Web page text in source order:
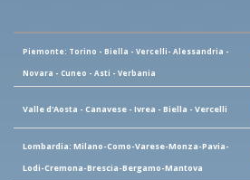
Piemonte: Torino - Biella - Vercelli- Alessandria -
Novara - Cuneo - Asti - Verbania
Valle d'Aosta - Canavese - Ivrea - Biella - Vercelli
Lombardia: Milano-Como-Varese-Monza-Pavia-
Lodi-Cremona-Brescia-Bergamo-Mantova